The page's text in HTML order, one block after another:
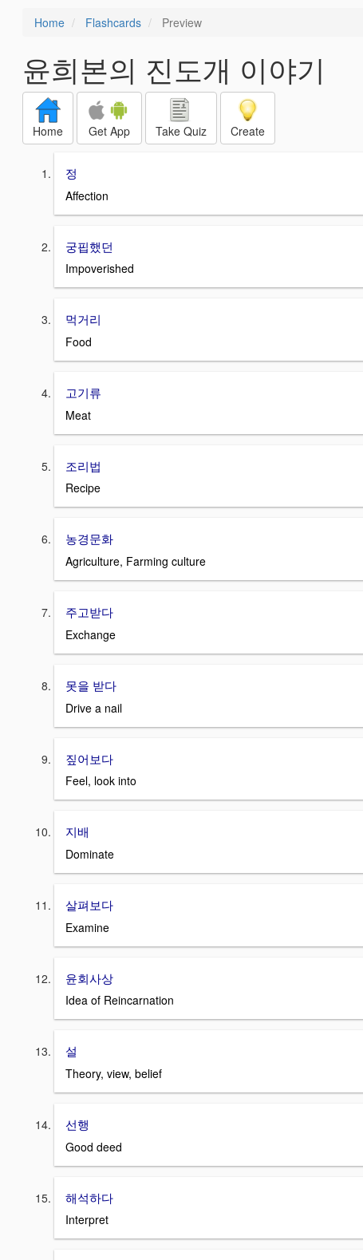
Home Flashcards Preview
윤희본의 진도개 이야기
Home Get App Take Quiz Create
정
Affection
궁핍했던
Impoverished
먹거리
Food
고기류
Meat
조리법
Recipe
농경문화
Agriculture, Farming culture
주고받다
Exchange
못을 받다
Drive a nail
짚어보다
Feel, look into
지배
Dominate
살펴보다
Examine
윤회사상
Idea of Reincarnation
설
Theory, view, belief
선행
Good deed
해석하다
Interpret